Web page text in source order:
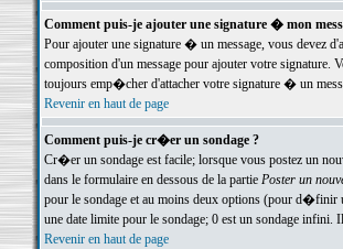
Comment puis-je ajouter une signature � mon
Pour ajouter une signature � un message, vous devez
composition d'un message pour ajouter votre
toujours emp�cher d'attacher votre signature � un
Revenir en haut de page
Comment puis-je cr�er un sondage ?
Cr�er un sondage est facile; lorsque vous postez un
dans le formulaire en dessous de la partie Poster un
pour le sondage et au moins deux options (pour
une date limite pour le sondage; 0 est un sondage
Revenir en haut de page